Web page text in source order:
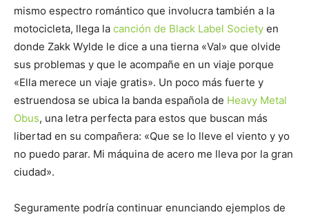
mismo espectro romántico que involucra también a la
motocicleta, llega la canción de Black Label Society en
donde Zakk Wylde le dice a una tierna «Val» que olvide
sus problemas y que le acompañe en un viaje porque
«Ella merece un viaje gratis». Un poco más fuerte y
estruendosa se ubica la banda española de Heavy Metal
Obus, una letra perfecta para estos que buscan más
libertad en su compañera: «Que se lo lleve el viento y yo
no puedo parar. Mi máquina de acero me lleva por la gran
ciudad».
Seguramente podría continuar enunciando ejemplos de